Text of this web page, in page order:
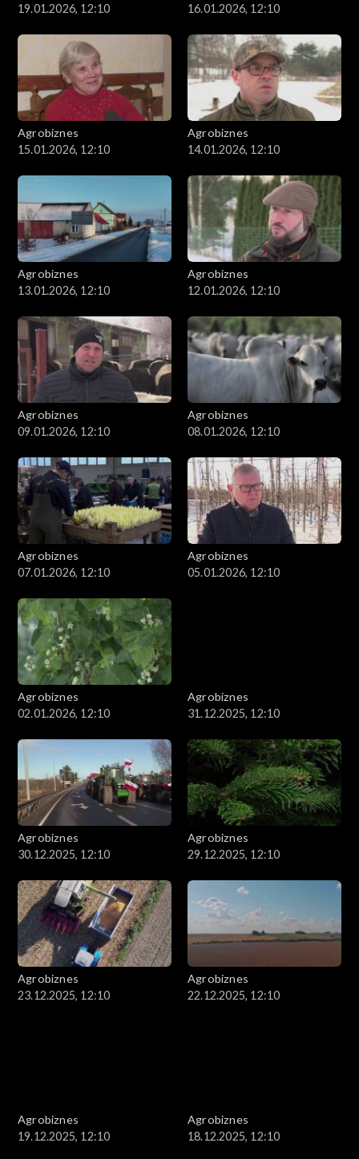
19.01.2026, 12:10
16.01.2026, 12:10
Agrobiznes
15.01.2026, 12:10
Agrobiznes
14.01.2026, 12:10
Agrobiznes
13.01.2026, 12:10
Agrobiznes
12.01.2026, 12:10
Agrobiznes
09.01.2026, 12:10
Agrobiznes
08.01.2026, 12:10
Agrobiznes
07.01.2026, 12:10
Agrobiznes
05.01.2026, 12:10
Agrobiznes
02.01.2026, 12:10
Agrobiznes
31.12.2025, 12:10
Agrobiznes
30.12.2025, 12:10
Agrobiznes
29.12.2025, 12:10
Agrobiznes
23.12.2025, 12:10
Agrobiznes
22.12.2025, 12:10
Agrobiznes
19.12.2025, 12:10
Agrobiznes
18.12.2025, 12:10